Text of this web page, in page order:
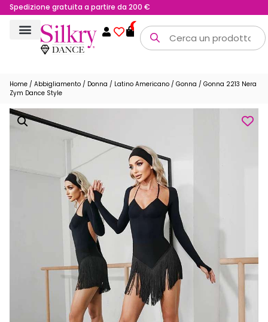
Spedizione gratuita a partire da 200 €
0
Home / Abbigliamento / Donna / Latino Americano / Gonna / Gonna 2213 Nera
Zym Dance Style